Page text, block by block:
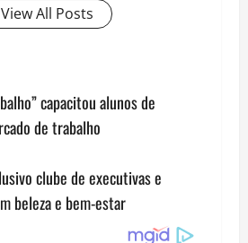
View All Posts
capacitou alunos de
de trabalho
clube de executivas e
beleza e bem-estar